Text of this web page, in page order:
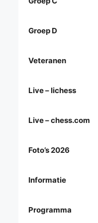
Groep D
Veteranen
Live – lichess
Live – chess.com
Foto’s 2026
Informatie
Programma